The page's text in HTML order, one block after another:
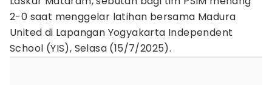
2-0 saat menggelar latihan bersama Madura
United di Lapangan Yogyakarta Independent
School (YIS), Selasa (15/7/2025).